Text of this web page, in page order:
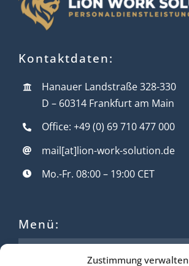
Zustimmung verwalten
Kontaktdaten:
Hanauer Landstraße 328-330
D – 60314 Frankfurt am Main
Office: +49 (0) 69 710 477 000
mail[at]lion-work-solution.de
Mo.-Fr. 08:00 – 19:00 CET
Menü: